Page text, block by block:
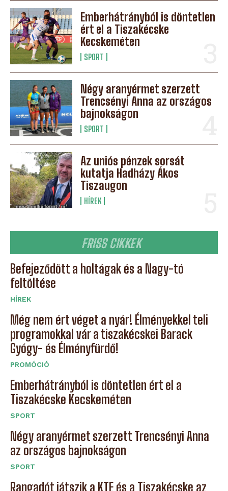
Emberhátrányból is döntetlen
ért el a Tiszakécske
Kecskeméten
SPORT
Négy aranyérmet szerzett
Trencsényi Anna az országos
bajnokságon
SPORT
Az uniós pénzek sorsát
kutatja Hadházy Ákos
Tiszaugon
HÍREK
FRISS CIKKEK
Befejeződött a holtágak és a Nagy-tó
feltöltése
HÍREK
Még nem ért véget a nyár! Élményekkel teli
programokkal vár a tiszakécskei Barack
Gyógy- és Élményfürdő!
PROMÓCIÓ
Emberhátrányból is döntetlen ért el a
Tiszakécske Kecskeméten
SPORT
Négy aranyérmet szerzett Trencsényi Anna
az országos bajnokságon
SPORT
Rangadót játszik a KTE és a Tiszakécske az